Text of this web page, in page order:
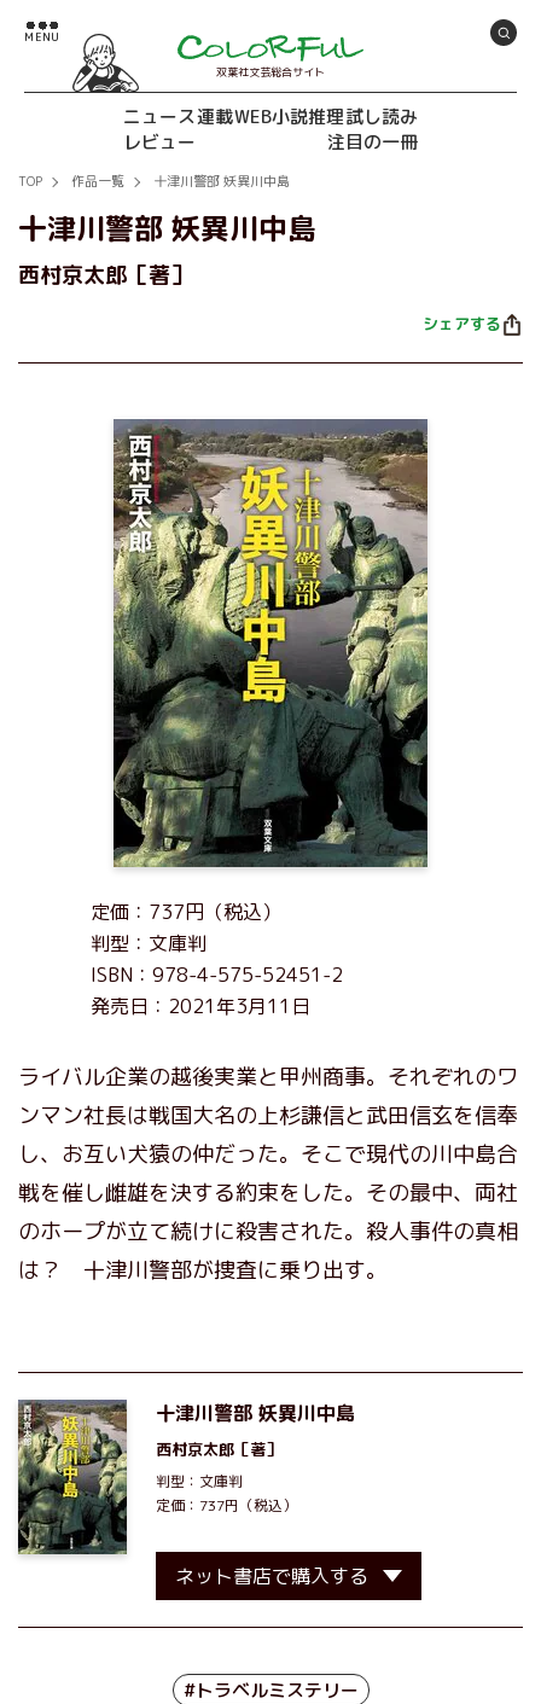
双葉社文芸総合サイト
ニュース連載WEB小説推理試し読み
レビュー
注目の一冊
TOP 作品一覧 十津川警部 妖異川中島
十津川警部 妖異川中島
西村京太郎［著］
シェアする
定価：737円（税込）
判型：文庫判
ISBN：978-4-575-52451-2
発売日：2021年3月11日
ライバル企業の越後実業と甲州商事。それぞれのワ
ンマン社長は戦国大名の上杉謙信と武田信玄を信奉
し、お互い犬猿の仲だった。そこで現代の川中島合
戦を催し雌雄を決する約束をした。その最中、両社
のホープが立て続けに殺害された。殺人事件の真相
は？ 十津川警部が捜査に乗り出す。
十津川警部 妖異川中島
西村京太郎 ［著］
判型：文庫判
定価：737円（税込）
ネット書店で購入する
#トラベルミステリー